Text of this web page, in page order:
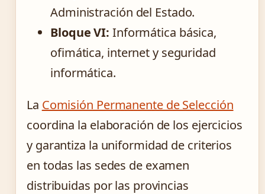
Administración del Estado.
Bloque VI: Informática básica,
ofimática, internet y seguridad
informática.
La Comisión Permanente de Selección
coordina la elaboración de los ejercicios
y garantiza la uniformidad de criterios
en todas las sedes de examen
distribuidas por las provincias